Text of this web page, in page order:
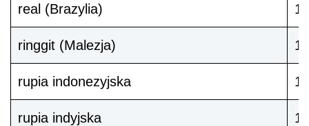
real (Brazylia) 1
ringgit (Malezja) 1
rupia indonezyjska
rupia indyjska